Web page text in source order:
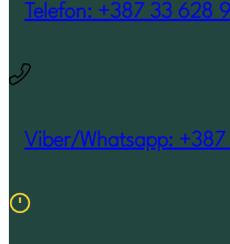
Telefon: +387 33 628
Viber/Whatsapp: